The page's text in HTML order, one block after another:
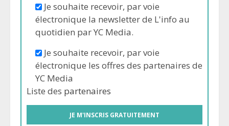
Je souhaite recevoir, par voie
électronique la newsletter de L'info au
quotidien par YC Media.
Je souhaite recevoir, par voie
électronique les offres des partenaires de
YC Media
Liste des partenaires